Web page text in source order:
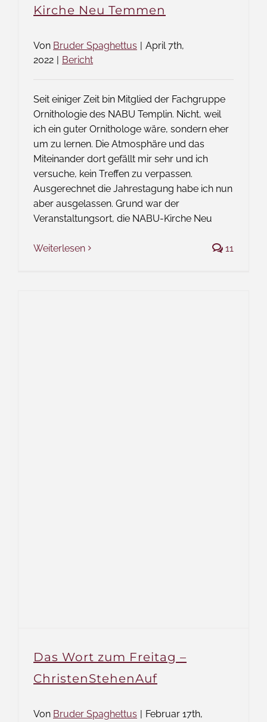
Kirche Neu Temmen
Von Bruder Spaghettus | April 7th,
2022 | Bericht
Seit einiger Zeit bin Mitglied der Fachgruppe
Ornithologie des NABU Templin. Nicht, weil
ich ein guter Ornithologe wäre, sondern eher
um zu lernen. Die Atmosphäre und das
Miteinander dort gefällt mir sehr und ich
versuche, kein Treffen zu verpassen.
Ausgerechnet die Jahrestagung habe ich nun
aber ausgelassen. Grund war der
Veranstaltungsort, die NABU-Kirche Neu
Weiterlesen 11
Das Wort zum Freitag –
ChristenStehenAuf
Von Bruder Spaghettus | Februar 17th,